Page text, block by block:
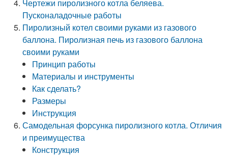
Чертежи пиролизного котла беляева.
Пусконаладочные работы
Пиролизный котел своими руками из газового
баллона. Пиролизная печь из газового баллона
своими руками
Принцип работы
Материалы и инструменты
Как сделать?
Размеры
Инструкция
Самодельная форсунка пиролизного котла. Отличия
и преимущества
Конструкция